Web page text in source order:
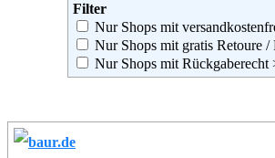
Filter
Nur Shops mit
Nur Shops mit gratis Retoure /
Nur Shops mit Rückgaberecht